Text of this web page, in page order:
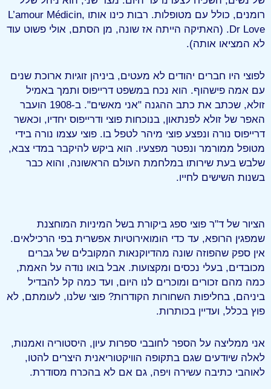
רומנים, כולל עם מטופלות. רבות כינו אותו L’amour Médicin,
Dr Love. (האתיקה הייתה אז שונה, מן הסתם, אולי פשוט עוד
לא המציאו אותה).
לפוצי היו חברים יהודים לא מעטים, ביניהן זוגיות ארוכת שנים
עם אמה פישהוף. הוא נכח במשפט דרייפוס ותמך באמיל
זולא, שכתב את כתב ההגנה "אני מאשים". ב-1908 הועבר
האפר של זולא לפנתאון, בנוכחות פוצי ודרייפוס יחדיו, וכאשר
דרייפוס נורה ונפצע פוצי מיהר לטפל בו. פוצי עצמו נורה בידי
מטופל ממורמר ונפטר מפצעיו. הוא ביקש להיקבר במדי צבא,
שלבש בעת שירותו במלחמת העולם הראשונה, והוא כבר
בשנות השישים לחייו.
הציור של ד"ר פוצי ספג ביקורת בשל המיניות המוחצנת
שמפגין הרופא, עד כדי הומואירוטיות אפשרית בפי הרכילאים.
אין ספק שהפוזה שונה מהדיוקנאות המקובלים של גברים
מכובדים, בעלי נכסים ומקצועות. אבל בואו נודה על האמת,
כמה מהם זכורים ומוכרים לנו היום, ועד כמה קל להבדיל
ביניהם, בחליפות השחורות הקודרות? פוצי שלנו, לעומתם, לא
פוץ בכלל, ועדיין בכותרות.
אני ממליצה על הספר לחובבי ספרות עיון, היסטוריה ואמנות,
לאלה שיודעים שגם בתקופה הוויקטוריאנית היצרים להטו,
לאוהבי כתיבה עשירה ויפה, גם אם לא בהכרח מסודרת.